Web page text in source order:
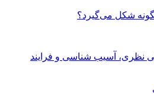
شکل می‌گیرد؟
نظری، آسیب شناسی و فرایند